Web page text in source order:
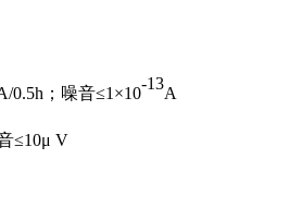
0.5h ；噪音≤1×10
-13
A
≤10μ V